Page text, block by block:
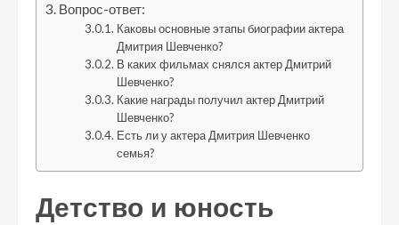
Вопрос-ответ:
Каковы основные этапы биографии актера
Дмитрия Шевченко?
В каких фильмах снялся актер Дмитрий
Шевченко?
Какие награды получил актер Дмитрий
Шевченко?
Есть ли у актера Дмитрия Шевченко
семья?
Детство и юность